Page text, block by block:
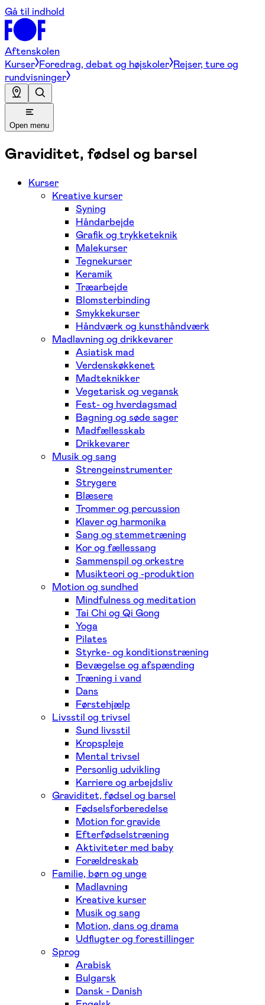
Gå til indhold
Aftenskolen
Kurser Foredrag, debat og højskoler Rejser, ture og
rundvisninger
Open menu
Graviditet, fødsel og barsel
Kurser
Kreative kurser
Syning
Håndarbejde
Grafik og trykketeknik
Malekurser
Tegnekurser
Keramik
Træarbejde
Blomsterbinding
Smykkekurser
Håndværk og kunsthåndværk
Madlavning og drikkevarer
Asiatisk mad
Verdenskøkkenet
Madteknikker
Vegetarisk og vegansk
Fest- og hverdagsmad
Bagning og søde sager
Madfællesskab
Drikkevarer
Musik og sang
Strengeinstrumenter
Strygere
Blæsere
Trommer og percussion
Klaver og harmonika
Sang og stemmetræning
Kor og fællessang
Sammenspil og orkestre
Musikteori og -produktion
Motion og sundhed
Mindfulness og meditation
Tai Chi og Qi Gong
Yoga
Pilates
Styrke- og konditionstræning
Bevægelse og afspænding
Træning i vand
Dans
Førstehjælp
Livsstil og trivsel
Sund livsstil
Kropspleje
Mental trivsel
Personlig udvikling
Karriere og arbejdsliv
Graviditet, fødsel og barsel
Fødselsforberedelse
Motion for gravide
Efterfødselstræning
Aktiviteter med baby
Forældreskab
Familie, børn og unge
Madlavning
Kreative kurser
Musik og sang
Motion, dans og drama
Udflugter og forestillinger
Sprog
Arabisk
Bulgarsk
Dansk - Danish